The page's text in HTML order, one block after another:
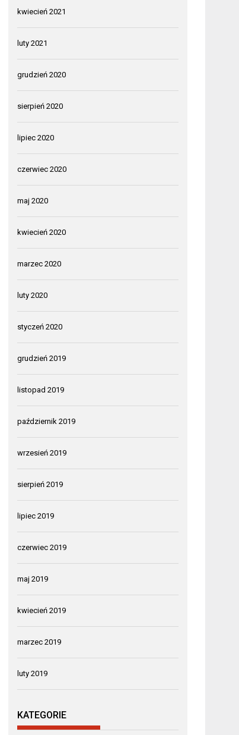
kwiecień 2021
luty 2021
grudzień 2020
sierpień 2020
lipiec 2020
czerwiec 2020
maj 2020
kwiecień 2020
marzec 2020
luty 2020
styczeń 2020
grudzień 2019
listopad 2019
październik 2019
wrzesień 2019
sierpień 2019
lipiec 2019
czerwiec 2019
maj 2019
kwiecień 2019
marzec 2019
luty 2019
KATEGORIE